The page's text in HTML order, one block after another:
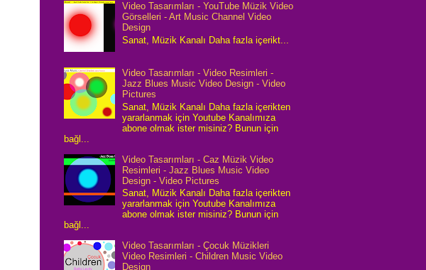
Video Tasarımları - YouTube Müzik Video
Görselleri - Art Music Channel Video
Design
Sanat, Müzik Kanalı Daha fazla içerikt...
Video Tasarımları - Video Resimleri -
Jazz Blues Music Video Design - Video
Pictures
Sanat, Müzik Kanalı Daha fazla içerikten
yararlanmak için Youtube Kanalımıza
abone olmak ister misiniz? Bunun için
bağl...
Video Tasarımları - Caz Müzik Video
Resimleri - Jazz Blues Music Video
Design - Video Pictures
Sanat, Müzik Kanalı Daha fazla içerikten
yararlanmak için Youtube Kanalımıza
abone olmak ister misiniz? Bunun için
bağl...
Video Tasarımları - Çocuk Müzikleri
Video Resimleri - Children Music Video
Design